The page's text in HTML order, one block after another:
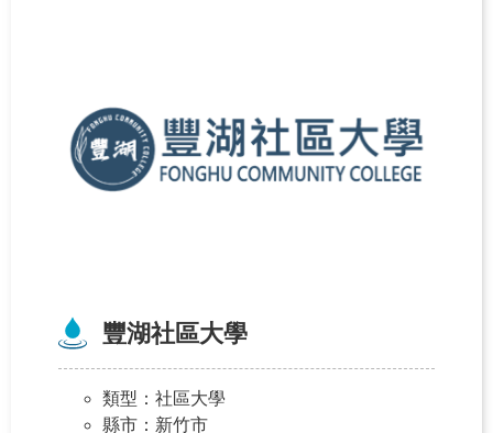
豐湖社區大學
類型 ：社區大學
縣市 ：新竹市